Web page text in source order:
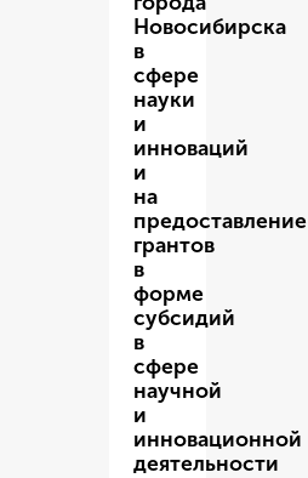
Новосибирска
в
сфере
науки
и
инноваций
и
на
предоставление
грантов
в
форме
субсидий
в
сфере
научной
и
инновационной
деятельности